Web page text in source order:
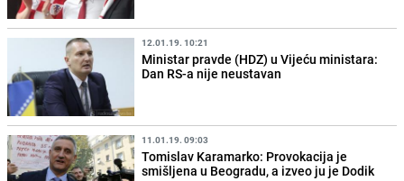
12.01.19. 10:21
Ministar pravde (HDZ) u Vijeću ministara:
Dan RS-a nije neustavan
11.01.19. 09:03
Tomislav Karamarko: Provokacija je
smišljena u Beogradu, a izveo ju je Dodik